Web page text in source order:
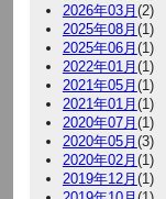
2026年03月(2)
2025年08月(1)
2025年06月(1)
2022年01月(1)
2021年05月(1)
2021年01月(1)
2020年07月(1)
2020年05月(3)
2020年02月(1)
2019年12月(1)